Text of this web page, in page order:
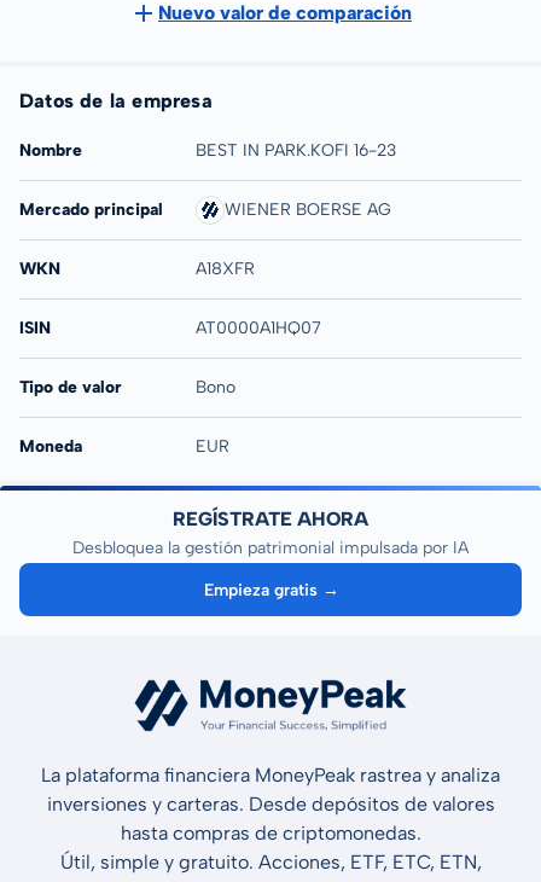
Nuevo valor de comparación
Datos de la empresa
Nombre BEST IN PARK.KOFI 16-23
Mercado principal WIENER BOERSE AG
WKN A18XFR
ISIN AT0000A1HQ07
Tipo de valor Bono
Moneda EUR
REGÍSTRATE AHORA
Desbloquea la gestión patrimonial impulsada por IA
Empieza gratis →
La plataforma financiera MoneyPeak rastrea y analiza
inversiones y carteras. Desde depósitos de valores
hasta compras de criptomonedas.
Útil, simple y gratuito. Acciones, ETF, ETC, ETN,